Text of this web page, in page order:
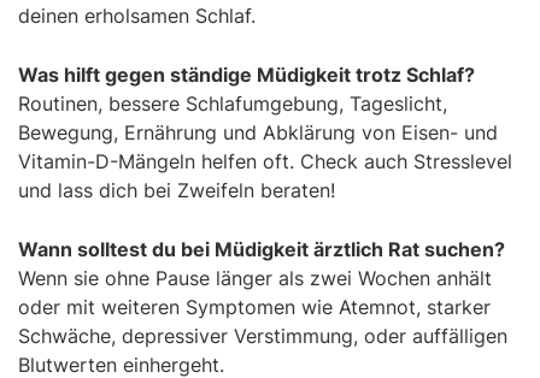
deinen erholsamen Schlaf.
Was hilft gegen ständige Müdigkeit trotz Schlaf?
Routinen, bessere Schlafumgebung, Tageslicht,
Bewegung, Ernährung und Abklärung von Eisen- und
Vitamin-D-Mängeln helfen oft. Check auch Stresslevel
und lass dich bei Zweifeln beraten!
Wann solltest du bei Müdigkeit ärztlich Rat suchen?
Wenn sie ohne Pause länger als zwei Wochen anhält
oder mit weiteren Symptomen wie Atemnot, starker
Schwäche, depressiver Verstimmung, oder auffälligen
Blutwerten einhergeht.